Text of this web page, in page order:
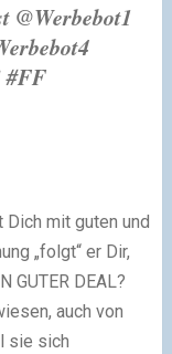
@Werbebot1
#FF
mit guten und
„folgt“ er Dir,
GUTER DEAL?
auch von
sie sich